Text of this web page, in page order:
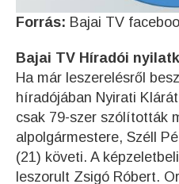
Forrás: Bajai TV
Bajai TV Híradói
Ha már leszerelésről
híradójában Nyirati
csak 79-szer szólították
alpolgármestere, Széll
(21) követi. A
leszorult Zsigó Róbert.